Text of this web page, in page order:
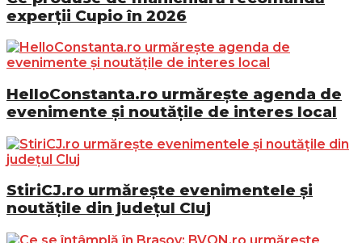
experții Cupio în 2026
HelloConstanta.ro urmărește agenda de
evenimente și noutățile de interes local
StiriCJ.ro urmărește evenimentele și
noutățile din județul Cluj